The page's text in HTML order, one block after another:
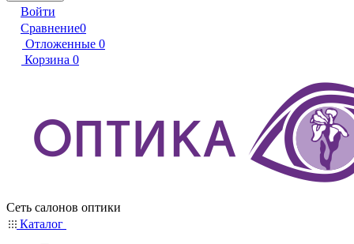
Войти
Сравнение0
Отложенные 0
Корзина 0
Сеть салонов оптики
Каталог